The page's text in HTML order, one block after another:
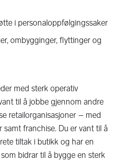
i personaloppfølgingssaker
ombygginger, flyttinger og
med sterk operativ
til å jobbe gjennom andre
retailorganisasjoner – med
franchise. Du er vant til å
tiltak i butikk og har en
bidrar til å bygge en sterk